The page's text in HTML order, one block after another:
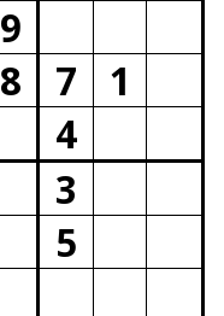
9
8 7
1
4
3
5